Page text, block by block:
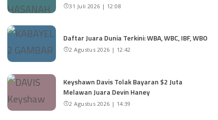
31 Juli 2026 | 12:08
Daftar Juara Dunia Terkini: WBA, WBC, IBF, WBO
2 Agustus 2026 | 12:42
Keyshawn Davis Tolak Bayaran $2 Juta
Melawan Juara Devin Haney
2 Agustus 2026 | 14:39